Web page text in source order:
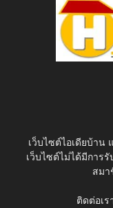
เว็บไซต์ไอเดียบ้า
เว็บไซต์ไม่ได้มีการ
สม
ติดต่อเ